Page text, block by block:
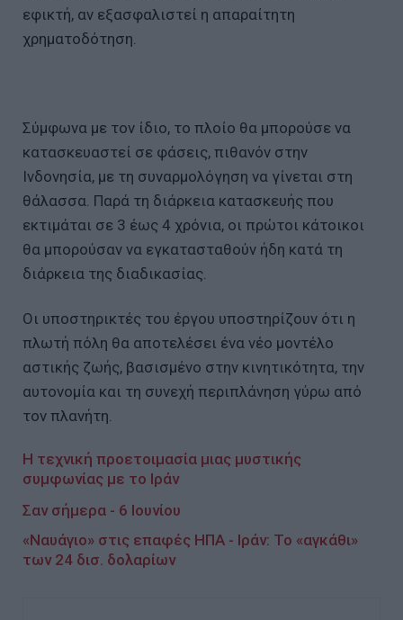
εφικτή, αν εξασφαλιστεί η απαραίτητη
χρηματοδότηση.
Σύμφωνα με τον ίδιο, το πλοίο θα μπορούσε να
κατασκευαστεί σε φάσεις, πιθανόν στην
Ινδονησία, με τη συναρμολόγηση να γίνεται στη
θάλασσα. Παρά τη διάρκεια κατασκευής που
εκτιμάται σε 3 έως 4 χρόνια, οι πρώτοι κάτοικοι
θα μπορούσαν να εγκατασταθούν ήδη κατά τη
διάρκεια της διαδικασίας.
Οι υποστηρικτές του έργου υποστηρίζουν ότι η
πλωτή πόλη θα αποτελέσει ένα νέο μοντέλο
αστικής ζωής, βασισμένο στην κινητικότητα, την
αυτονομία και τη συνεχή περιπλάνηση γύρω από
τον πλανήτη.
Η τεχνική προετοιμασία μιας μυστικής
συμφωνίας με το Ιράν
Σαν σήμερα - 6 Ιουνίου
«Ναυάγιο» στις επαφές ΗΠΑ - Ιράν: Το «αγκάθι»
των 24 δισ. δολαρίων